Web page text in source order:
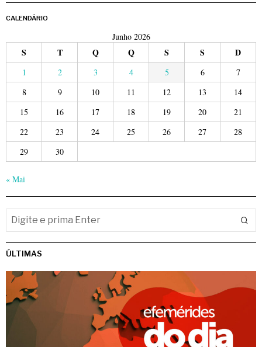
CALENDÁRIO
Junho 2026
S T Q Q S S D
1 2 3 4 5 6
7
8
9 10 11 12 13
14
15
16 17 18 19 20
21
22
23 24 25 26 27
28
29
30
« Mai
ÚLTIMAS